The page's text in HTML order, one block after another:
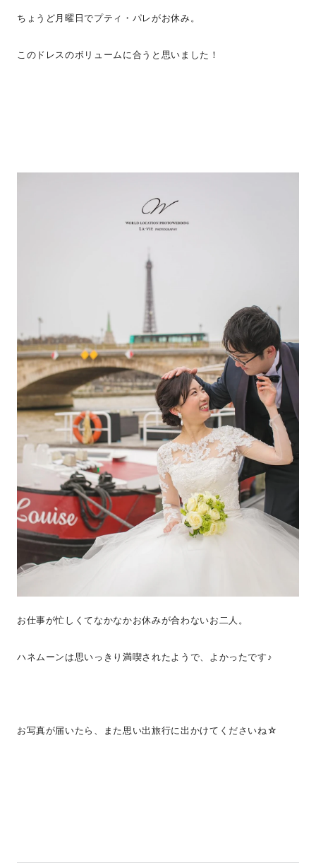
ちょうど月曜日でプティ・パレがお休み。
このドレスのボリュームに合うと思いました！
お仕事が忙しくてなかなかお休みが合わないお二人。
ハネムーンは思いっきり満喫されたようで、よかったです♪
お写真が届いたら、また思い出旅行に出かけてくださいね☆